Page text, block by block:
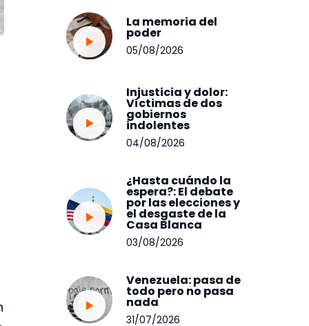
La memoria del
poder
05/08/2026
Injusticia y dolor:
Víctimas de dos
gobiernos
indolentes
04/08/2026
¿Hasta cuándo la
espera?: El debate
por las elecciones y
el desgaste de la
Casa Blanca
03/08/2026
Venezuela: pasa de
todo pero no pasa
nada
31/07/2026